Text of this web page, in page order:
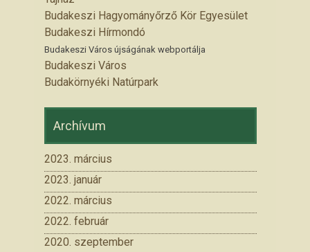
Budakeszi Hagyományőrző Kör Egyesület
Budakeszi Hírmondó
Budakeszi Város újságának webportálja
Budakeszi Város
Budakörnyéki Natúrpark
Archívum
2023. március
2023. január
2022. március
2022. február
2020. szeptember